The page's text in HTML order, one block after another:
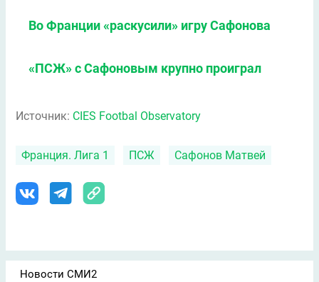
Во Франции «раскусили» игру Сафонова
«ПСЖ» с Сафоновым крупно проиграл
Источник: CIES Footbal Observatory
Франция. Лига 1 ПСЖ Сафонов Матвей
Новости СМИ2